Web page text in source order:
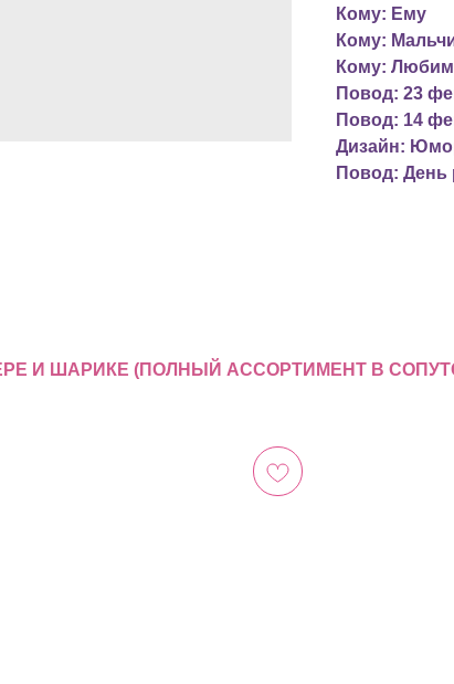
Кому: Ему
Кому:
Кому:
Повод: 23
Повод: 14
Дизайн:
Повод: День
И ШАРИКЕ (ПОЛНЫЙ АССОРТИМЕНТ В